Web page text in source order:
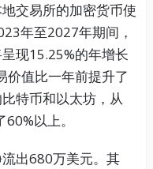
交易所的加密货币使
年至2027年期间，
现15.25%的年增长
值比一年前提升了
特币和以太坊，从
以上。
出680万美元。其